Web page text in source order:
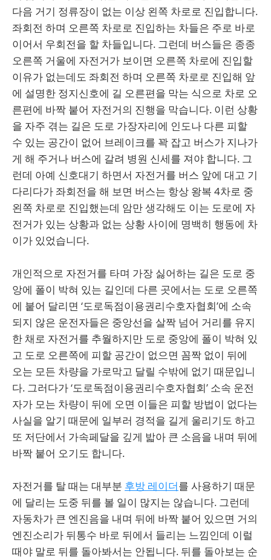
다음 거기 정류장이 없는 이상 왼쪽 차로로 진입합니다.
좌회전 하며 오른쪽 차로로 진입하는 차들은 주로 바로
이어서 우회전을 할 차들입니다. 그런데 버스들은 종종
오른쪽 거울에 자전거가 보이면 오른쪽 차로에 진입할
이유가 없는데도 좌회전 하며 오른쪽 차로로 진입해 앞
에 설명한 정지신호에 길 오른편을 막는 식으로 차로 오
른편에 바짝 붙어 자전거의 진행을 막습니다. 이런 상황
을 자주 겪는 길은 도로 가장자리에 인도나 다른 피할
수 있는 공간이 없어 브레이크를 꽉 잡고 버스가 지나가
게 해 주거나 버스에 갈려 병원 신세를 져야 합니다. 그
런데 아예 신호대기 하면서 자전거를 버스 앞에 대고 기
다리다가 좌회전을 해 보면 버스는 항상 왕복 4차로 중
왼쪽 차로로 진입했는데 암만 생각해도 이는 도로에 자
전거가 있는 상황과 없는 상황 사이에 명백히 행동에 차
이가 있었습니다.
개인적으로 자전거를 타며 가장 싫어하는 길은 도로 중
앙에 폴이 박혀 있는 길인데 다른 곳에서는 도로 오른쪽
에 붙어 달리면 ‘도로독점이용권리수호자협회’에 소속
되지 않은 운전자들은 중앙선을 살짝 넘어 거리를 유지
한 채로 자전거를 추월하지만 도로 중앙에 폴이 박혀 있
고 도로 오른쪽에 피할 공간이 없으면 꼼짝 없이 뒤에
오는 모든 차량을 가로막고 달릴 수밖에 없기 때문입니
다. 그러다가 ‘도로독점이용권리수호자협회’ 소속 운전
자가 모는 차량이 뒤에 오면 이들은 피할 방법이 없다는
사실을 알기 때문에 일부러 경적을 길게 울리기도 하고
또 저단에서 가속페달을 깊게 밟아 큰 소음을 내며 뒤에
바짝 붙어 오기도 합니다.
자전거를 탈 때는 대부분 후방 레이더를 사용하기 때문
에 달리는 도중 뒤를 볼 일이 많지는 않습니다. 그런데
자동차가 큰 엔진음을 내며 뒤에 바짝 붙어 있으면 거의
엔진소리가 뒤통수 바로 뒤에서 들리는 느낌인데 이럴
때야 말로 뒤를 돌아봐서는 안됩니다. 뒤를 돌아보는 순